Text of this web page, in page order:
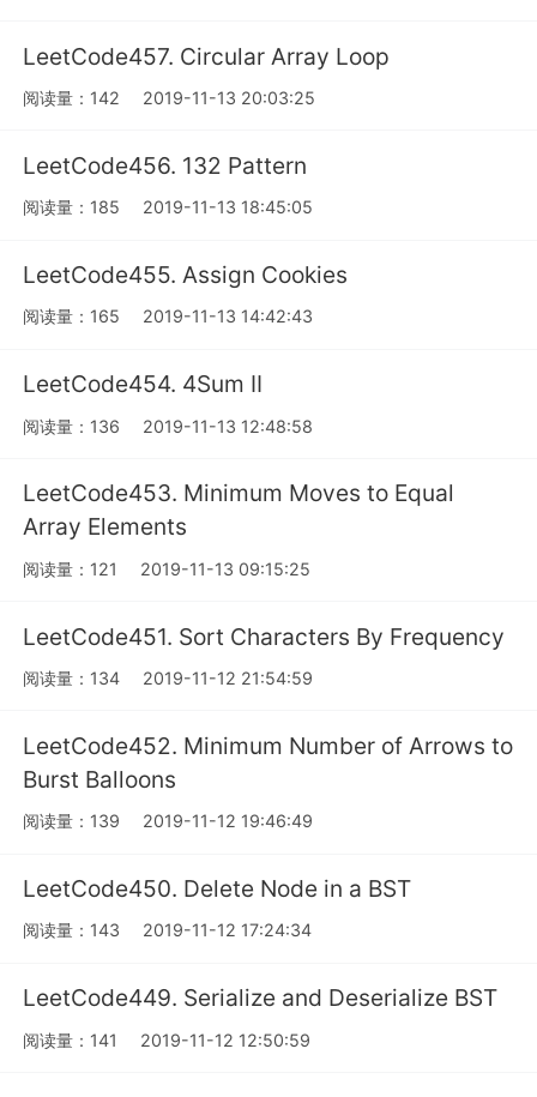
LeetCode457. Circular Array Loop
阅读量：142 2019-11-13 20:03:25
LeetCode456. 132 Pattern
阅读量：185 2019-11-13 18:45:05
LeetCode455. Assign Cookies
阅读量：165 2019-11-13 14:42:43
LeetCode454. 4Sum II
阅读量：136 2019-11-13 12:48:58
LeetCode453. Minimum Moves to Equal
Array Elements
阅读量：121 2019-11-13 09:15:25
LeetCode451. Sort Characters By Frequency
阅读量：134 2019-11-12 21:54:59
LeetCode452. Minimum Number of Arrows to
Burst Balloons
阅读量：139 2019-11-12 19:46:49
LeetCode450. Delete Node in a BST
阅读量：143 2019-11-12 17:24:34
LeetCode449. Serialize and Deserialize BST
阅读量：141 2019-11-12 12:50:59